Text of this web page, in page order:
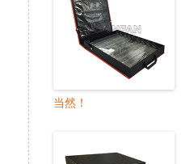
当然！